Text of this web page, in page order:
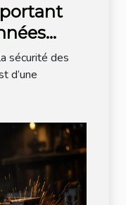
?
sécurité des
d’une